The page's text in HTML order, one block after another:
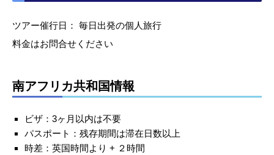
ツアー催行日： 毎日出発の個人旅行
料金はお問合せください
南アフリカ共和国情報
ビザ：3ヶ月以内は不要
パスポート：残存期間は滞在日数以上
時差：英国時間より + ２時間